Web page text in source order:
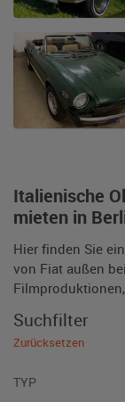
Italienische
mieten in
Hier finden Sie
von Fiat außen
Suchfilter
Zurücksetzen
TYP